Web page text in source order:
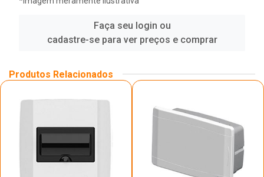
Faça seu login ou
cadastre-se para ver preços e comprar
Produtos Relacionados